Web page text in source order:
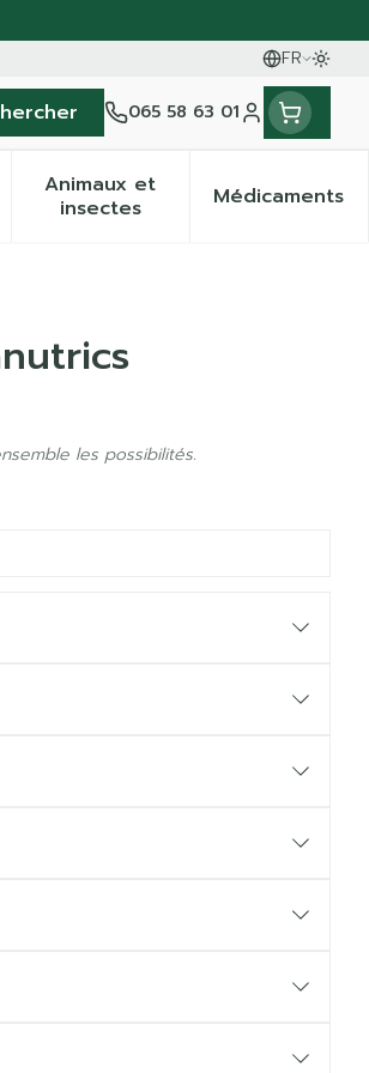
FR
Langues
065 58 63 01
Menu client
50+
la catégorie Naturopathie
sous-menu pour la catégorie
Animaux et
insectesAfficher le sous-menu
Médicaments
Afficher
les possibilités.